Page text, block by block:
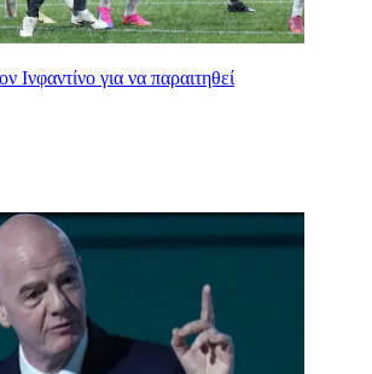
Ινφαντίνο για να παραιτηθεί